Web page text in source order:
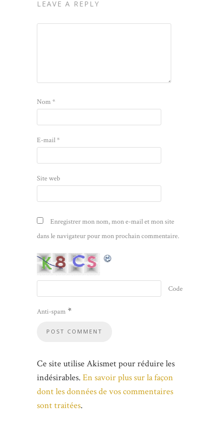
LEAVE A REPLY
Nom*
E-mail*
Site web
Enregistrer mon nom, mon e-mail et mon site
dans le navigateur pour mon prochain commentaire.
Code
Anti-spam *
Ce site utilise Akismet pour réduire les
indésirables. En savoir plus sur la façon
dont les données de vos commentaires
sont traitées.